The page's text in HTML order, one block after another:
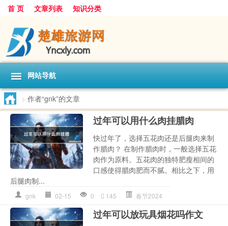
首 页 文章列表 知识分类
网站导航
> 作者“gnk”的文章
过年可以用什么肉挂腊肉
快过年了，选择五花肉还是后腿肉来制
作腊肉？ 在制作腊肉时，一般选择五花
肉作为原料。五花肉的独特肥瘦相间的
口感使得腊肉肥而不腻。相比之下，用
后腿肉制...
gnk 02-15 0 145 春节2024
过年可以放玩具烟花吗作文